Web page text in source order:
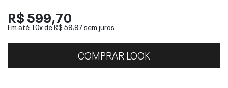
R$ 599,70
Em até 10x deR$ 59,97sem juros
COMPRAR LOOK